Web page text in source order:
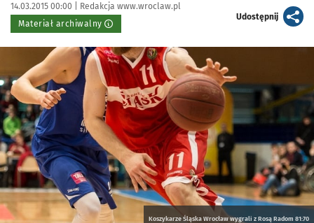
Data publikacji:
14.03.2015 00:00 | Autor:
Redakcja www.wroclaw.pl
Materiał archiwalny
Udostępnijartykuł
Kliknij, aby powiększyć
Koszykarze Śląska Wrocław wygrali z Rosą Radom 81:70